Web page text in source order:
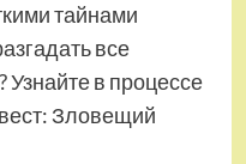
тайнами
все
Узнайте в процессе
Зловещий